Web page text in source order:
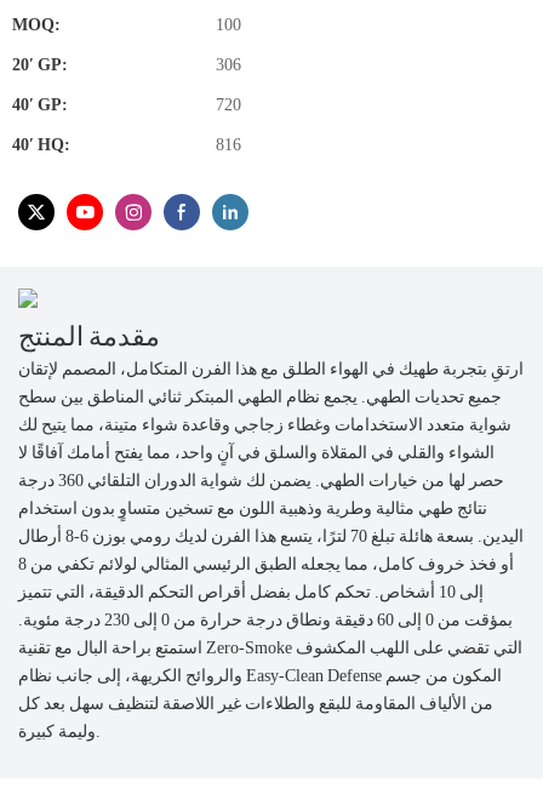
MOQ: 100
20′ GP: 306
40′ GP: 720
40′ HQ: 816
مقدمة المنتج
ارتقِ بتجربة طهيك في الهواء الطلق مع هذا الفرن المتكامل، المصمم لإتقان
جميع تحديات الطهي. يجمع نظام الطهي المبتكر ثنائي المناطق بين سطح
شواية متعدد الاستخدامات وغطاء زجاجي وقاعدة شواء متينة، مما يتيح لك
الشواء والقلي في المقلاة والسلق في آنٍ واحد، مما يفتح أمامك آفاقًا لا
حصر لها من خيارات الطهي. يضمن لك شواية الدوران التلقائي 360 درجة
نتائج طهي مثالية وطرية وذهبية اللون مع تسخين متساوٍ بدون استخدام
اليدين. بسعة هائلة تبلغ 70 لترًا، يتسع هذا الفرن لديك رومي بوزن 6-8 أرطال
أو فخذ خروف كامل، مما يجعله الطبق الرئيسي المثالي لولائم تكفي من 8
إلى 10 أشخاص. تحكم كامل بفضل أقراص التحكم الدقيقة، التي تتميز
بمؤقت من 0 إلى 60 دقيقة ونطاق درجة حرارة من 0 إلى 230 درجة مئوية.
استمتع براحة البال مع تقنية Zero-Smoke التي تقضي على اللهب المكشوف
والروائح الكريهة، إلى جانب نظام Easy-Clean Defense المكون من جسم
من الألياف المقاومة للبقع والطلاءات غير اللاصقة لتنظيف سهل بعد كل
وليمة كبيرة.